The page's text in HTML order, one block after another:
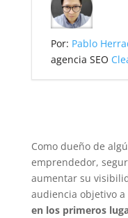
Por: Pablo
agencia SEO
Como dueño de
emprendedor,
aumentar su
audiencia objetivo
en los primeros